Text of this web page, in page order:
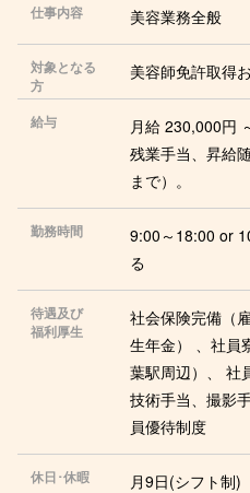
仕事内容 美容業務全般
対象となる
方
美容師免許取得
給与
月給 230,000円
残業手当、昇給
まで）。
勤務時間
9:00～18:00 or
る
待遇及び
福利厚生
社会保険完備（
生年金） 、社員
葉駅周辺）、 社
技術手当、撮影
員優待制度
休日･休暇
月9日(シフト制)